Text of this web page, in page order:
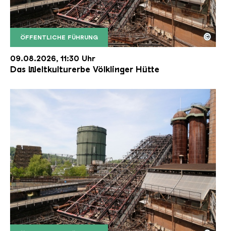
ÖFFENTLICHE FÜHRUNG
Der Erzschrägaufzug der Völklinger Hütte mit
Copyright: Weltkulturerbe Völklinger Hütte | Karl
©
09.08.2026, 11:30 Uhr
Das Weltkulturerbe Völklinger Hütte